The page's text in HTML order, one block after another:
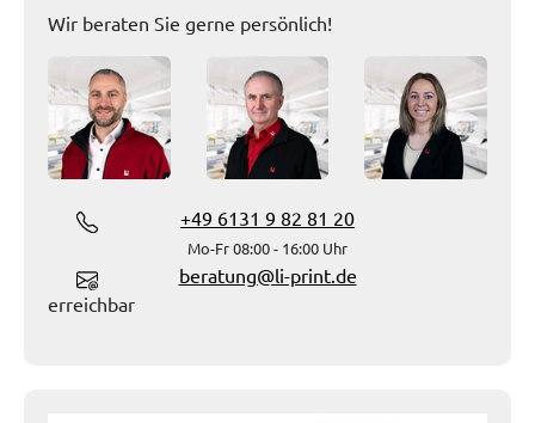
Wir beraten Sie gerne persönlich!
+49 6131 9 82 81 20
Mo-Fr 08:00 - 16:00 Uhr
beratung@li-print.de
erreichbar